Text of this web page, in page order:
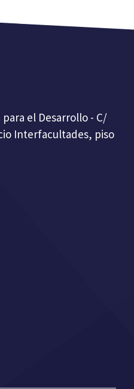
el Desarrollo - C/
Interfacultades, piso